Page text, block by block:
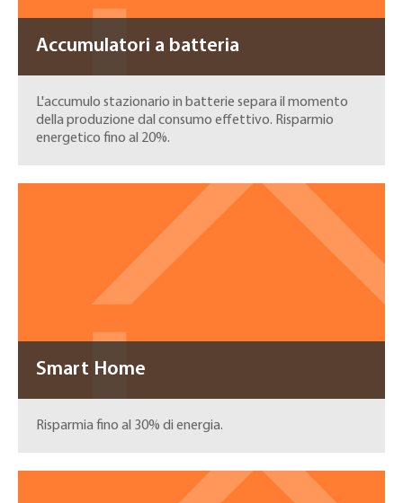
Accumulatori a batteria
L'accumulo stazionario in batterie separa il momento
della produzione dal consumo effettivo. Risparmio
energetico fino al 20%.
Smart Home
Risparmia fino al 30% di energia.